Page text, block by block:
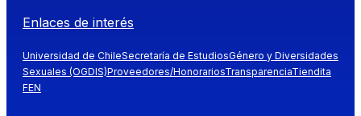
Enlaces de interés
Universidad de ChileSecretaría de EstudiosGénero y Diversidades
Sexuales (OGDIS)Proveedores/HonorariosTransparenciaTiendita
FEN